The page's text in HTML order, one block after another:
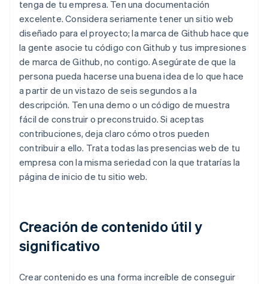
tenga de tu empresa. Ten una documentación
excelente. Considera seriamente tener un sitio web
diseñado para el proyecto; la marca de Github hace que
la gente asocie tu código con Github y tus impresiones
de marca de Github, no contigo. Asegúrate de que la
persona pueda hacerse una buena idea de lo que hace
a partir de un vistazo de seis segundos a la
descripción. Ten una demo o un código de muestra
fácil de construir o preconstruido. Si aceptas
contribuciones, deja claro cómo otros pueden
contribuir a ello. Trata todas las presencias web de tu
empresa con la misma seriedad con la que tratarías la
página de inicio de tu sitio web.
Creación de contenido útil y
significativo
Crear contenido es una forma increíble de conseguir